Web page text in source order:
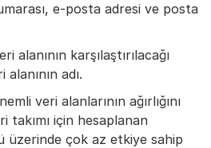
e-posta adresi ve posta
alanının karşılaştırılacağı
adı.
veri alanlarının ağırlığını
takımı için hesaplanan
üzerinde çok az etkiye sahip